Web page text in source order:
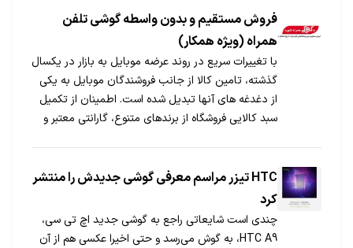
فروش مستقیم و بدون واسطه گوشی تلفن
همراه (ویژه همکار)
با تغییرات سریع در روند عرضه موبایل به بازار در یکسال
گذشته، تامین کالا از جانب فروشندگان موبایل به یکی
از دغدغه های آنها تبدیل شده است. اطمینان از تکمیل
سبد کالایی فروشگاه از برندهای متنوع، گارانتی معتبر و
HTC تیزر مراسم معرفی گوشی جدیدش را منتشر
کرد
چندی است شایعاتی راجع به گوشی جدید اچ تی سی،
HTC A9، به گوش می‌رسد و حتی اخیرا عکسی هم از آن